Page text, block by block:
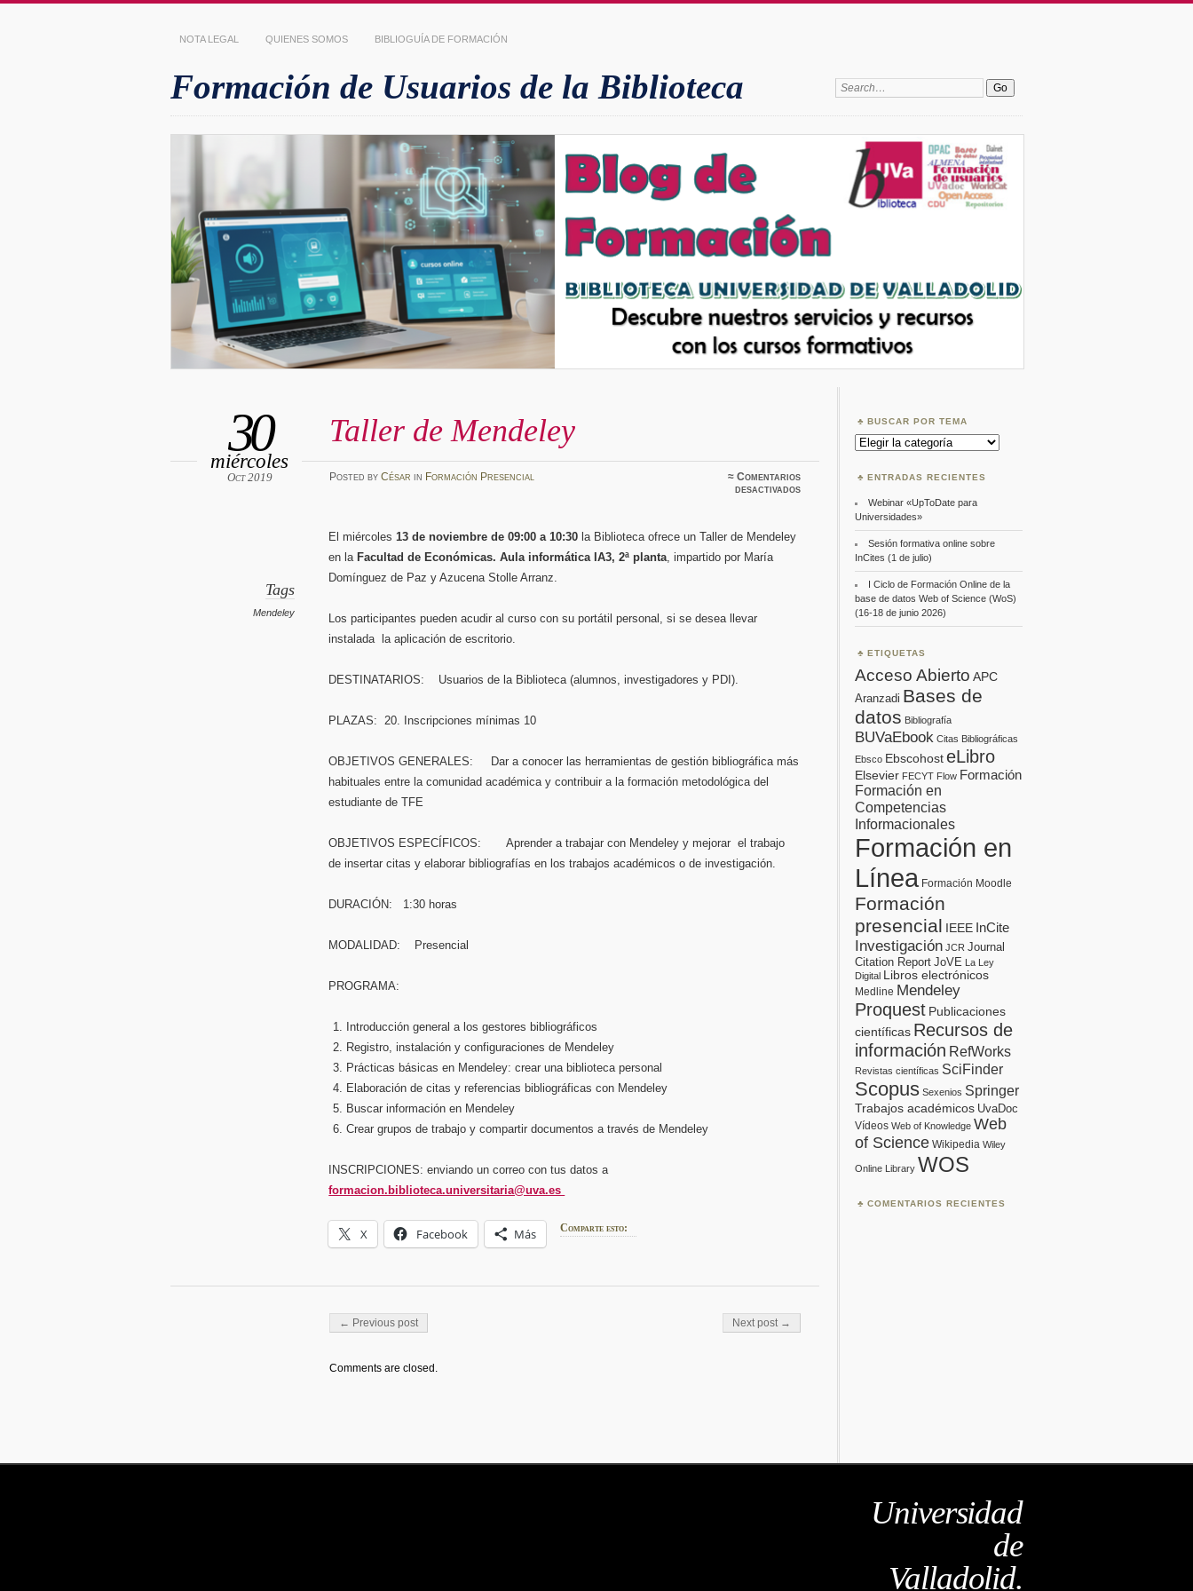
NOTA LEGAL QUIENES SOMOS BIBLIOGUÍA DE FORMACIÓN
Formación de Usuarios de la Biblioteca Search:
Taller de Mendeley
30
miércoles
Oct 2019 Posted by César in Formación Presencial ≈Comentarios
desactivadosen
Tags
Mendeley
El miércoles13 de noviembre de 09:00 a 10:30 la Biblioteca ofrece un Taller de Mendeley
en la Facultad de Económicas. Aula informática IA3, 2ª planta, impartido por María
Domínguez de Paz y Azucena Stolle Arranz.
Los participantes pueden acudir al curso con su portátil personal, si se desea llevar
instalada la aplicación de escritorio.
DESTINATARIOS: Usuarios de la Biblioteca (alumnos, investigadores y PDI).
PLAZAS: 20. Inscripciones mínimas 10
OBJETIVOS GENERALES: Dar a conocer las herramientas de gestión bibliográfica más
habituales entre la comunidad académica y contribuir a la formación metodológica del
estudiante de TFE
OBJETIVOS ESPECÍFICOS: Aprender a trabajar con Mendeley y mejorar el trabajo
de insertar citas y elaborar bibliografías en los trabajos académicos o de investigación.
DURACIÓN: 1:30 horas
MODALIDAD: Presencial
PROGRAMA:
Introducción general a los gestores bibliográficos
Registro, instalación y configuraciones de Mendeley
Prácticas básicas en Mendeley: crear una biblioteca personal
Elaboración de citas y referencias bibliográficas con Mendeley
Buscar información en Mendeley
Crear grupos de trabajo y compartir documentos a través de Mendeley
INSCRIPCIONES: enviando un correo con tus datos a
formacion.biblioteca.universitaria@uva.es
Comparte esto:
X Facebook Más
Post navigation
← Previous post Next post →
Comments are closed.
BUSCAR POR TEMA
Buscar
por
ENTRADAS RECIENTES
Webinar «UpToDate para
Universidades»
Sesión formativa online sobre
InCites (1 de julio)
I Ciclo de Formación Online de la
base de datos Web of Science (WoS)
(16-18 de junio 2026)
ETIQUETAS
Acceso Abierto APC
Aranzadi Bases de
datos Bibliografía
BUVaEbook Citas Bibliográficas
Ebsco EbscohosteLibro
Elsevier FECYT Flow Formación
Formación en
Competencias
Informacionales
Formación en
Línea Formación Moodle
Formación
presencial IEEE InCite
Investigación JCR Journal
Citation Report JoVE La Ley
Digital Libros electrónicos
Medline Mendeley
Proquest Publicaciones
científicas Recursos de
información RefWorks
Revistas científicas SciFinder
Scopus Sexenios Springer
Trabajos académicos UvaDoc
Vídeos Web of Knowledge Web
of Science Wikipedia Wiley
Online Library WOS
COMENTARIOS RECIENTES
Universidad
de
Valladolid.